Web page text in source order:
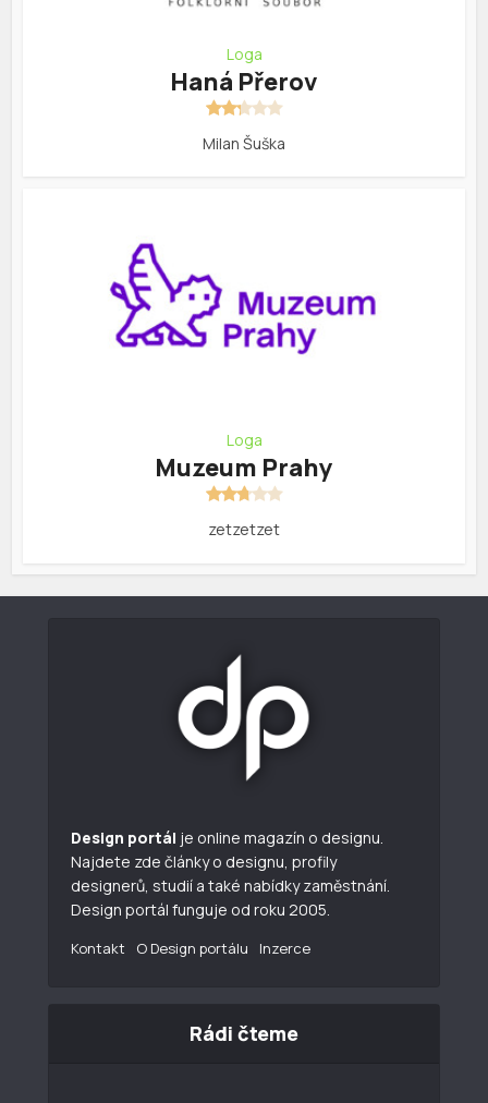
Loga
Haná Přerov
Milan Šuška
Loga
Muzeum Prahy
zetzetzet
Design portál je online magazín o designu.
Najdete zde články o designu, profily
designerů, studií a také nabídky zaměstnání.
Design portál funguje od roku 2005.
Kontakt O Design portálu Inzerce
Rádi čteme